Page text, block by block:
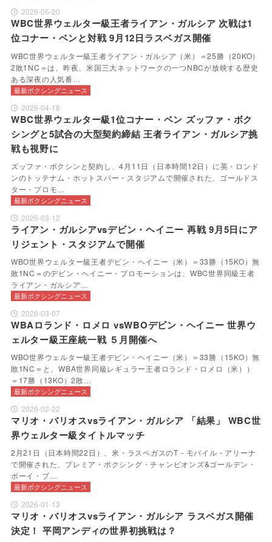
2026-05-20
WBC世界ウェルター級王者ライアン・ガルシア 次戦は1
位コナー・ベンと対戦 9月12日ラスベガス開催
WBC世界ウェルター級王者ライアン・ガルシア（米）＝25勝（20KO）
2敗1NC＝は、昨夜、米国三大ネットワークの一つNBCが放映する歴史
ある深夜の人気番…
最新ボクシングニュース
2026-04-18
WBC世界ウェルター級1位コナー・ベン ズッファ・ボク
シングと5試合の大型契約締結 王者ライアン・ガルシア挑
戦も視野に
ズッファ・ボクシンと契約し、4月11日（日本時間12日）に英・ロンド
ンのトッテナム・ホットスパー・スタジアムで開催された、ゴールドス
ター・プロモ…
最新ボクシングニュース
2026-03-12
ライアン・ガルシアvsデビン・ヘイニー 再戦 9月5日にア
リジェント・スタジアムで開催
WBO世界ウェルター級王者デビン・ヘイニー（米）＝33勝（15KO）無
敗1NC＝のデビン・ヘイニー・プロモーションは、WBC世界同級王者
ライアン・ガルシア…
最新ボクシングニュース
2026-03-07
WBAロランド・ロメロ vsWBOデビン・ヘイニー 世界ウ
ェルター級王座統一戦 ５月開催へ
WBO世界ウェルター級王者デビン・ヘイニー（米）＝33勝（15KO）無
敗1NC＝と、WBA世界同級レギュラー王者ロランド・ロメロ（米））
＝17勝（13KO）2敗…
最新ボクシングニュース
2026-02-22
マリオ・バリオスvsライアン・ガルシア 「結果」 WBC世
界ウェルター級タイトルマッチ
2月21日（日本時間22日）、米・ラスベガスのT－モバイル・アリーナ
で開催された、プレミア・ボクシング・チャンピオンズ&ゴールデン・
ボーイ・プ…
最新ボクシングニュース
2026-01-13
マリオ・バリオスvsライアン・ガルシア ラスベガス開催
決定！ 平岡アンディの世界初挑戦は？